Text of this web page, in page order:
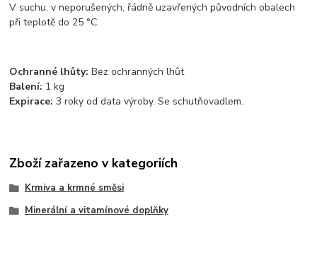
V suchu, v neporušených, řádně uzavřených původních obalech
při teplotě do 25 °C.
Ochranné lhůty: Bez ochranných lhůt
Balení: 1 kg
Expirace: 3 roky od data výroby. Se schutňovadlem.
Zboží zařazeno v kategoriích
Krmiva a krmné směsi
Minerální a vitamínové doplňky